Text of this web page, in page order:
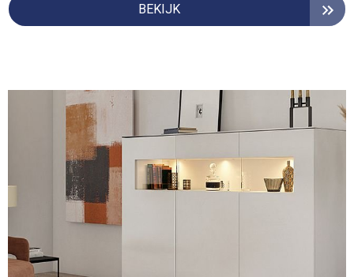
BEKIJK